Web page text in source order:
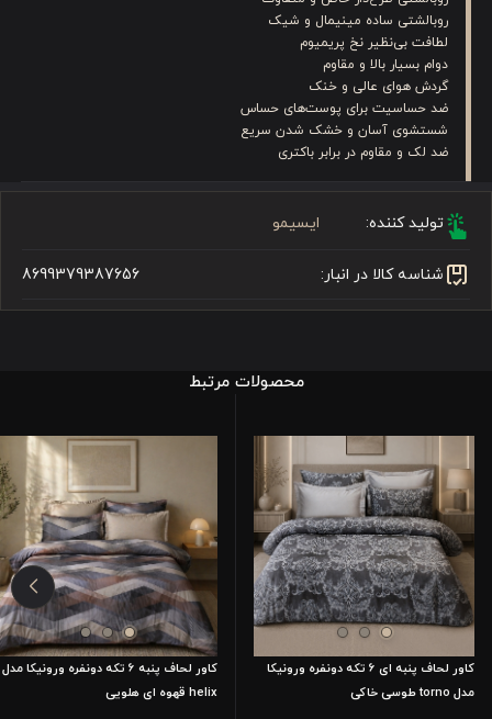
روبالشتی ساده مینیمال و شیک
لطافت بی‌نظیر نخ پریمیوم
دوام بسیار بالا و مقاوم
گردش هوای عالی و خنک
ضد حساسیت برای پوست‌های حساس
شستشوی آسان و خشک شدن سریع
ضد لک و مقاوم در برابر باکتری
تولید کننده: ایسیمو
شناسه کالا در انبار: 8699379387656
محصولات مرتبط
کاور لحاف پنبه ای 6 تکه دونفره ورونیکا
مدل torno طوسی خاکی
کاور لحاف پنبه 6 تکه دونفره ورونیکا مدل
helix قهوه ای هلویی